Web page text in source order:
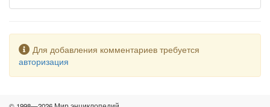
Предупреждение
Для добавления комментариев требуется
авторизация